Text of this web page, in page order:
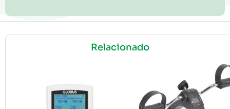
Relacionado